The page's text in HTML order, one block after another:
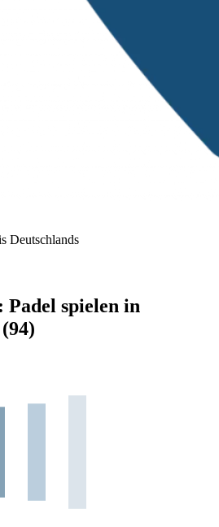
Deutschlands
Padel spielen in
(94)